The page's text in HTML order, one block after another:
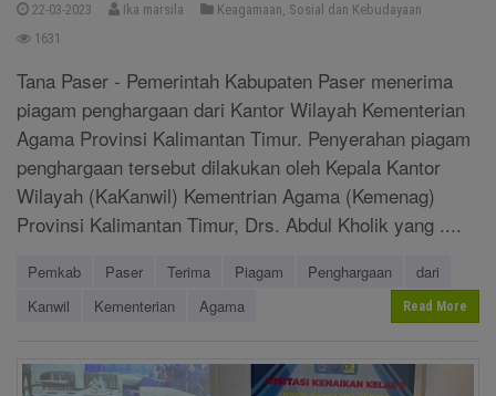
22-03-2023 Ika marsila
Keagamaan, Sosial dan Kebudayaan
1631
Tana Paser - Pemerintah Kabupaten Paser menerima
piagam penghargaan dari Kantor Wilayah Kementerian
Agama Provinsi Kalimantan Timur. Penyerahan piagam
penghargaan tersebut dilakukan oleh Kepala Kantor
Wilayah (KaKanwil) Kementrian Agama (Kemenag)
Provinsi Kalimantan Timur, Drs. Abdul Kholik yang ....
Pemkab Paser Terima Piagam Penghargaan
dari
Kanwil
Kementerian Agama Read More